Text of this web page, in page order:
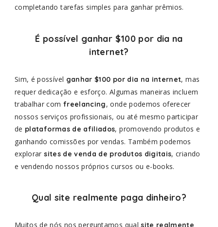
completando tarefas simples para ganhar prêmios.
É possível ganhar $100 por dia na
internet?
Sim, é possível ganhar $100 por dia na internet, mas
requer dedicação e esforço. Algumas maneiras incluem
trabalhar com freelancing, onde podemos oferecer
nossos serviços profissionais, ou até mesmo participar
de plataformas de afiliados, promovendo produtos e
ganhando comissões por vendas. Também podemos
explorarsites de venda de produtos digitais, criando
e vendendo nossos próprios cursos ou e-books.
Qual site realmente paga dinheiro?
Muitos de nós nos perguntamos qualsite realmente